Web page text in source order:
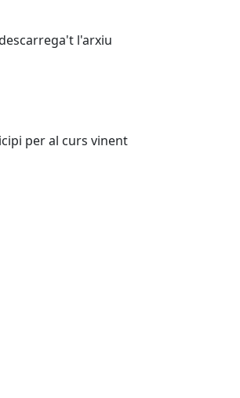
l'arxiu
per al curs vinent